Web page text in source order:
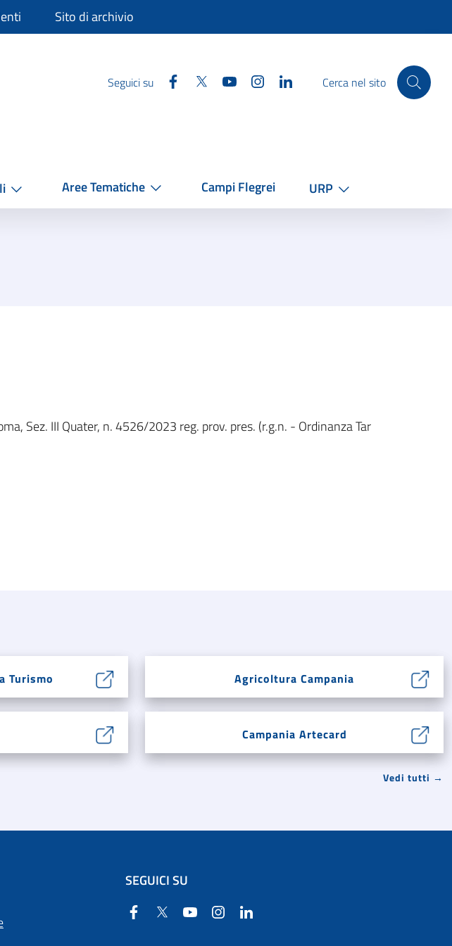
Sito di archivio
Seguici su Facebook
Twitter YouTube InstagramLinkedinCerca nel sito
Aree Tematiche Campi Flegrei URP
Sez. III Quater, n. 4526/2023 reg. prov. pres. (r.g.n. - Ordinanza Tar
Turismo Agricoltura Campania
Campania Artecard
Vedi tutti →
SEGUICI SU
Facebook
Twitter YouTube Instagram